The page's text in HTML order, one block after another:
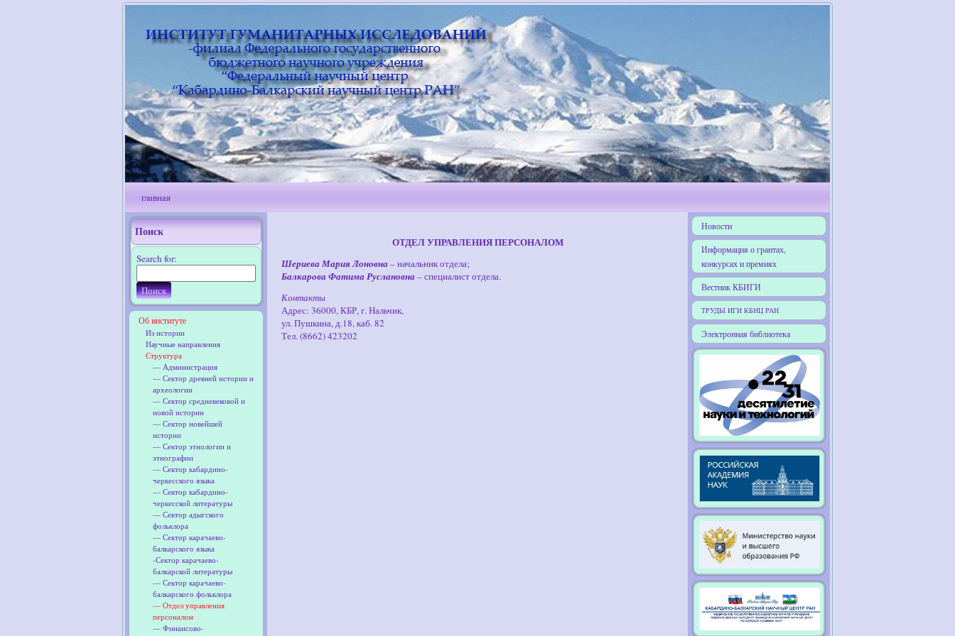
главная
Поиск
Search for:
Об институте
Из истории
Научные направления
Структура
— Администрация
— Сектор древней истории и
археологии
— Сектор средневековой и
новой истории
— Сектор новейшей
истории
— Сектор этнологии и
этнографии
— Сектор кабардино-
черкесского языка
— Сектор кабардино-
черкесской литературы
— Сектор адыгского
фольклора
— Сектор карачаево-
балкарского языка
-Сектор карачаево-
балкарской литературы
— Сектор карачаево-
балкарского фольклора
— Отдел управления
персоналом
— Финансово-
ОТДЕЛ УПРАВЛЕНИЯ ПЕРСОНАЛОМ
Шериева Мария Лоновна – начальник отдела;
Балкарова Фатима Руслановна – специалист отдела.
Контакты
Адрес: 36000, КБР, г. Нальчик,
ул. Пушкина, д.18, каб. 82
Тел. (8662) 423202
Новости
Информация о грантах,
конкурсах и премиях
Вестник КБИГИ
ТРУДЫ ИГИ КБНЦ РАН
Электронная библиотека